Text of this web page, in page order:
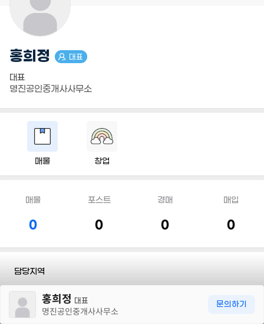
홍희정 대표
대표
명진공인중개사사무소
매물 창업
매물
0
포스트
0
경매
0
매입
0
담당지역
전화 홍희정 대표
명진공인중개사사무소
문의하기